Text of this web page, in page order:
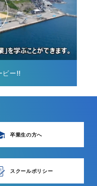
ビー!!
卒業生の方へ
スクールポリシー